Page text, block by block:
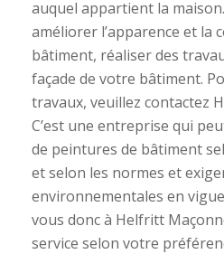
auquel appartient la
améliorer l’apparence et la
bâtiment, réaliser des
façade de votre bâtiment.
travaux, veuillez contactez
C’est une entreprise qui
de peintures de bâtiment
et selon les normes et
environnementales en
vous donc à Helfritt
service selon votre